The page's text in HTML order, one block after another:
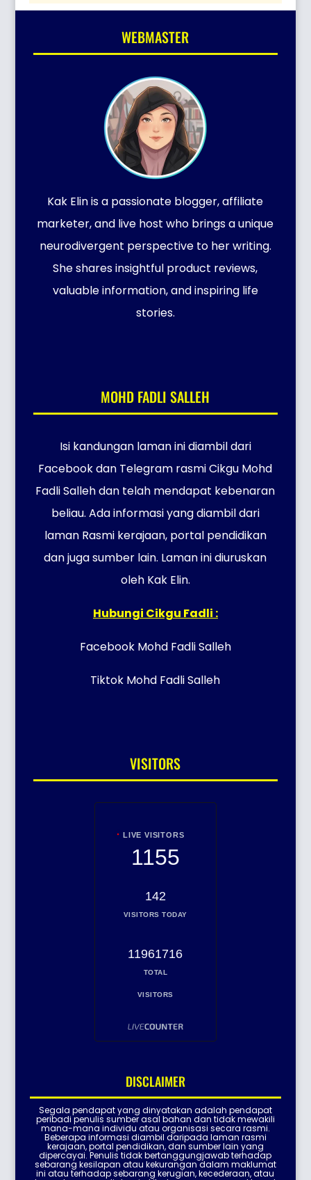
WEBMASTER
Kak Elin is a passionate blogger, affiliate
marketer, and live host who brings a unique
neurodivergent perspective to her writing.
She shares insightful product reviews,
valuable information, and inspiring life
stories.
MOHD FADLI SALLEH
Isi kandungan laman ini diambil dari
Facebook dan Telegram rasmi Cikgu Mohd
Fadli Salleh dan telah mendapat kebenaran
beliau. Ada informasi yang diambil dari
laman Rasmi kerajaan, portal pendidikan
dan juga sumber lain. Laman ini diuruskan
oleh Kak Elin.
Hubungi Cikgu Fadli :
Facebook Mohd Fadli Salleh
Tiktok Mohd Fadli Salleh
VISITORS
LIVE VISITORS
1155
142
VISITORS TODAY
11961716
TOTAL
VISITORS
DISCLAIMER
Segala pendapat yang dinyatakan adalah pendapat
peribadi penulis sumber asal bahan dan tidak mewakili
mana-mana individu atau organisasi secara rasmi.
Beberapa informasi diambil daripada laman rasmi
kerajaan, portal pendidikan, dan sumber lain yang
dipercayai. Penulis tidak bertanggungjawab terhadap
sebarang kesilapan atau kekurangan dalam maklumat
ini atau terhadap sebarang kerugian, kecederaan, atau